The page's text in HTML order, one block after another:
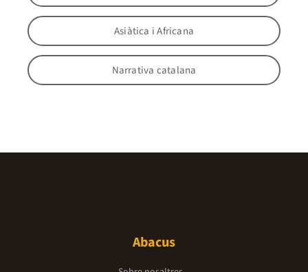
Asiàtica i Africana
Narrativa catalana
Abacus